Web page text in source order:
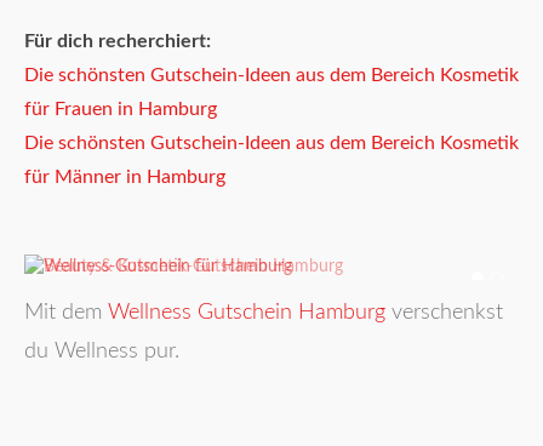
Für dich recherchiert:
Die schönsten Gutschein-Ideen aus dem Bereich Kosmetik
für Frauen in Hamburg
Die schönsten Gutschein-Ideen aus dem Bereich Kosmetik
für Männer in Hamburg
Mit dem Wellness Gutschein Hamburg verschenkst
du Wellness pur.